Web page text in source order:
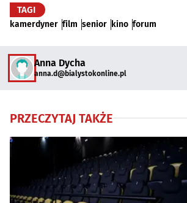
TAGI
kamerdyner film senior kino forum
Anna Dycha
anna.d@bialystokonline.pl
PRZECZYTAJ TAKŻE